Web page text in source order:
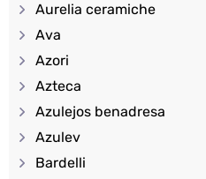
Aurelia ceramiche
Ava
Azori
Azteca
Azulejos benadresa
Azulev
Bardelli